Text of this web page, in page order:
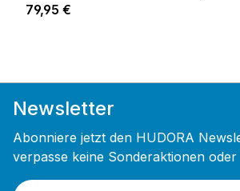
Regulärer Preis:
79,95 €
Newsletter
Abonniere jetzt den HUDORA
verpasse keine Sonderaktionen oder